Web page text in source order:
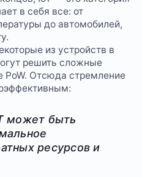
в себя все: от
до автомобилей,
из устройств в
решить сложные
PoW. Отсюда стремление
может быть
ресурсов и